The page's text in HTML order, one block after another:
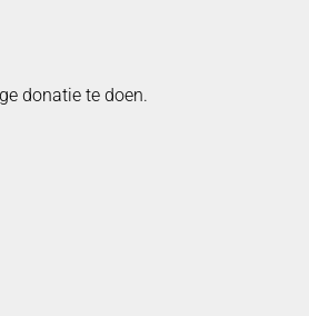
donatie te doen.